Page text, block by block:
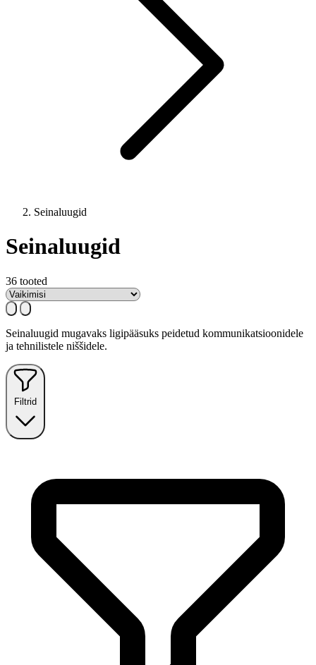
Seinaluugid
Seinaluugid
36 tooted
Seinaluugid mugavaks ligipääsuks peidetud kommunikatsioonidele
ja tehnilistele niššidele.
Filtrid